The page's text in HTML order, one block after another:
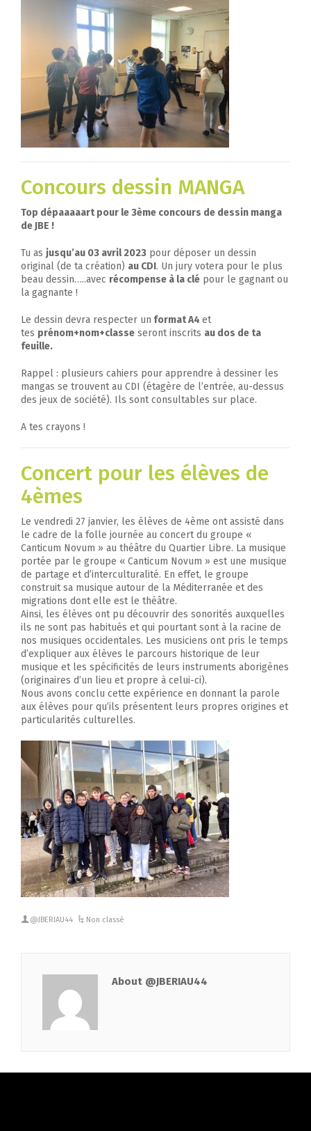
Concours dessin MANGA
Top dépaaaaart pour le 3ème concours de dessin manga
de JBE !
Tu as jusqu’au 03 avril 2023 pour déposer un dessin
original (de ta création) au CDI. Un jury votera pour le plus
beau dessin…..avec récompense à la clé pour le gagnant ou
la gagnante !
Le dessin devra respecter un format A4 et
tes prénom+nom+classe seront inscrits au dos de ta
feuille.
Rappel : plusieurs cahiers pour apprendre à dessiner les
mangas se trouvent au CDI (étagère de l’entrée, au-dessus
des jeux de société). Ils sont consultables sur place.
A tes crayons !
Concert pour les élèves de
4èmes
Le vendredi 27 janvier, les élèves de 4ème ont assisté dans
le cadre de la folle journée au concert du groupe «
Canticum Novum » au théâtre du Quartier Libre. La musique
portée par le groupe « Canticum Novum » est une musique
de partage et d’interculturalité. En effet, le groupe
construit sa musique autour de la Méditerranée et des
migrations dont elle est le théâtre.
Ainsi, les élèves ont pu découvrir des sonorités auxquelles
ils ne sont pas habitués et qui pourtant sont à la racine de
nos musiques occidentales. Les musiciens ont pris le temps
d’expliquer aux élèves le parcours historique de leur
musique et les spécificités de leurs instruments aborigènes
(originaires d’un lieu et propre à celui-ci).
Nous avons conclu cette expérience en donnant la parole
aux élèves pour qu’ils présentent leurs propres origines et
particularités culturelles.
@JBERIAU44 Non classé
About @JBERIAU44